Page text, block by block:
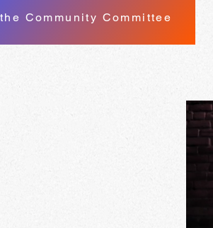
Community Committee